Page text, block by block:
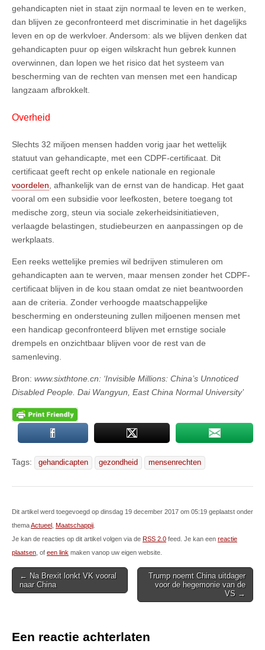
gehandicapten niet in staat zijn normaal te leven en te werken,
dan blijven ze geconfronteerd met discriminatie in het dagelijks
leven en op de werkvloer. Andersom: als we blijven denken dat
gehandicapten puur op eigen wilskracht hun gebrek kunnen
overwinnen, dan lopen we het risico dat het systeem van
bescherming van de rechten van mensen met een handicap
langzaam afbrokkelt.
Overheid
Slechts 32 miljoen mensen hadden vorig jaar het wettelijk
statuut van gehandicapte, met een CDPF-certificaat. Dit
certificaat geeft recht op enkele nationale en regionale
voordelen , afhankelijk van de ernst van de handicap. Het gaat
vooral om een subsidie voor leefkosten, betere toegang tot
medische zorg, steun via sociale zekerheidsinitiatieven,
verlaagde belastingen, studiebeurzen en aanpassingen op de
werkplaats.
Een reeks wettelijke premies wil bedrijven stimuleren om
gehandicapten aan te werven, maar mensen zonder het CDPF-
certificaat blijven in de kou staan omdat ze niet beantwoorden
aan de criteria. Zonder verhoogde maatschappelijke
bescherming en ondersteuning zullen miljoenen mensen met
een handicap geconfronteerd blijven met ernstige sociale
drempels en onzichtbaar blijven voor de rest van de
samenleving.
Bron: www.sixthtone.cn: ‘Invisible Millions: China’s Unnoticed
Disabled People. Dai Wangyun, East China Normal University’
Tags: gehandicapten gezondheid mensenrechten
Dit artikel werd toegevoegd op dinsdag 19 december 2017 om 05:19 geplaatst onder
themaActueel Maatschappij
Je kan de reacties op dit artikel volgen via de RSS 2.0 feed. Je kan een reactie
plaatsen , of een link maken vanop uw eigen website.
Post
navigation
← Na Brexit lonkt VK vooral
naar China
Trump noemt China uitdager
voor de hegemonie van de
VS →
Een reactie achterlaten